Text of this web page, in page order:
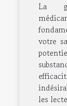
La
votre
les